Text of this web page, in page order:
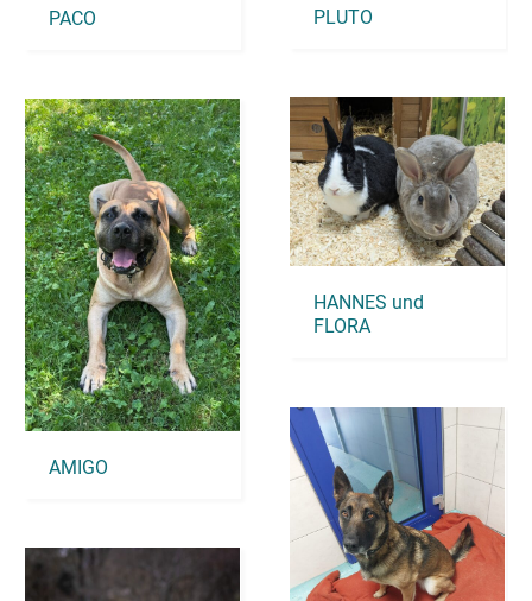
PLUTO
PACO
HANNES und
FLORA
AMIGO